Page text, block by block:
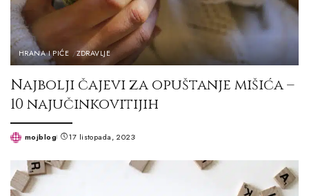
HRANA I PIĆE ZDRAVLJE
Najbolji čajevi za opuštanje mišića –
10 najučinkovitijih
Postedmojblog 17 listopada, 2023